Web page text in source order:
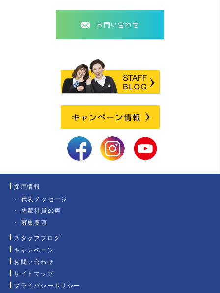
お問い合わせ
採用情報
代表メッセージ
先輩社員の声
募集要項
スタッフブログ
キャンペーン
お問い合わせ
サイトマップ
プライバシーポリシー